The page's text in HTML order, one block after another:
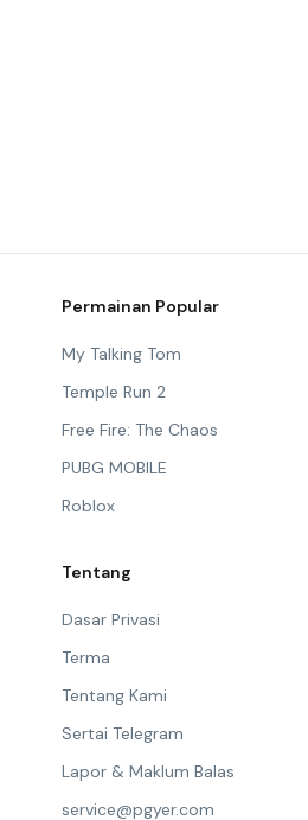
Permainan Popular
My Talking Tom
Temple Run 2
Free Fire: The Chaos
PUBG MOBILE
Roblox
Tentang
Dasar Privasi
Terma
Tentang Kami
Sertai Telegram
Lapor & Maklum Balas
service@pgyer.com